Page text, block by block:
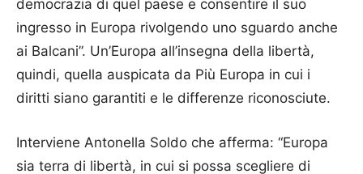
democrazia di quel paese e consentire il suo
ingresso in Europa rivolgendo uno sguardo anche
ai Balcani”. Un’Europa all’insegna della libertà,
quindi, quella auspicata da Più Europa in cui i
diritti siano garantiti e le differenze riconosciute.
Interviene Antonella Soldo che afferma: “Europa
sia terra di libertà, in cui si possa scegliere di